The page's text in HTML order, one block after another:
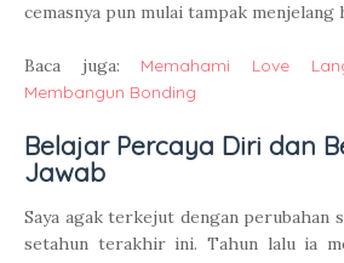
cemasnya pun mulai tampak menjelang
Baca juga: Memahami Love
Membangun Bonding
Belajar Percaya Diri dan
Jawab
Saya agak terkejut dengan perubahan
setahun terakhir ini. Tahun lalu ia